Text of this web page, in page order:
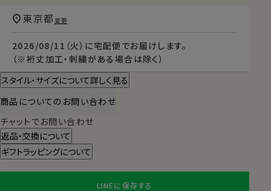
2026/08/11（火） に宅配便 でお届けします。
（※裄丈加工・刺繍がある場合は除く）
東京都 変更
スタイル・サイズについて詳しく見る
商品についてのお問い合わせ
チャットでお問い合わせ
返品・交換について
ギフトラッピングについて
LINEに保存する